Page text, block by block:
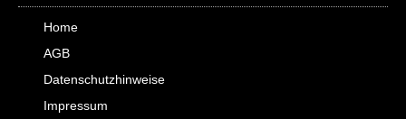
Home
AGB
Datenschutzhinweise
Impressum